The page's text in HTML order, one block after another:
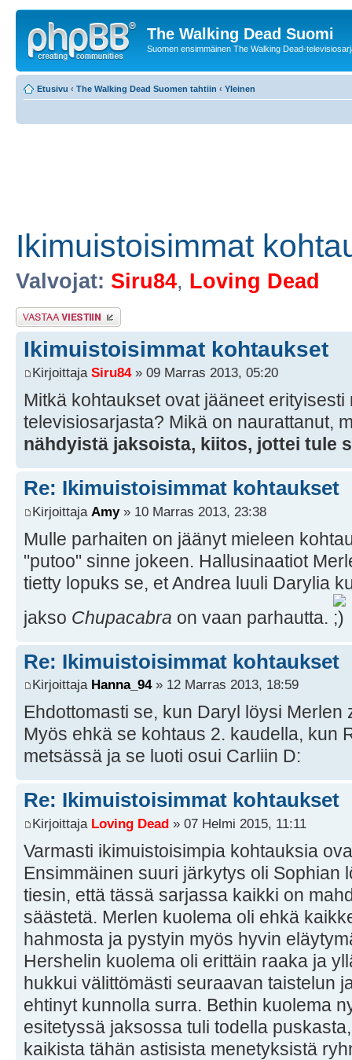
The Walking Dead Suomi
Suomen ensimmäinen The Walking Dead-
Etusivu ‹ The Walking Dead Suomen tahtiin ‹ Yleinen
Ikimuistoisimmat
Valvojat: Siru84, Loving Dead
Lähetä vastaus
Ikimuistoisimmat kohtaukset
Kirjoittaja Siru84» 09 Marras 2013, 05:20
Mitkä kohtaukset ovat jääneet erityisesti
televisiosarjasta? Mikä on naurattanut,
nähdyistä jaksoista, kiitos, jottei tule
Re: Ikimuistoisimmat kohtaukset
Kirjoittaja Amy» 10 Marras 2013, 23:38
Mulle parhaiten on jäänyt mieleen
"putoo" sinne jokeen. Hallusinaatiot
tietty lopuks se, et Andrea luuli Darylia
jakso Chupacabra on vaan parhautta.
Re: Ikimuistoisimmat kohtaukset
Kirjoittaja Hanna_94» 12 Marras 2013, 18:59
Ehdottomasti se, kun Daryl löysi Merlen
Myös ehkä se kohtaus 2. kaudella, kun
metsässä ja se luoti osui Carliin D:
Re: Ikimuistoisimmat kohtaukset
Kirjoittaja Loving Dead » 07 Helmi 2015, 11:11
Varmasti ikimuistoisimpia kohtauksia
Ensimmäinen suuri järkytys oli Sophian
tiesin, että tässä sarjassa kaikki on
säästetä. Merlen kuolema oli ehkä
hahmosta ja pystyin myös hyvin
Hershelin kuolema oli erittäin raaka ja
hukkui välittömästi seuraavan taistelun
ehtinyt kunnolla surra. Bethin kuolema
esitetyssä jaksossa tuli todella
kaikista tähän astisista menetyksistä